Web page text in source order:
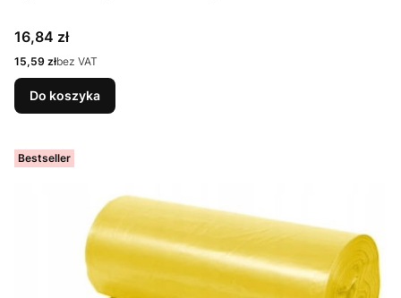
Cena
16,84 zł
Cena
15,59 złbez VAT
Do koszyka
Bestseller